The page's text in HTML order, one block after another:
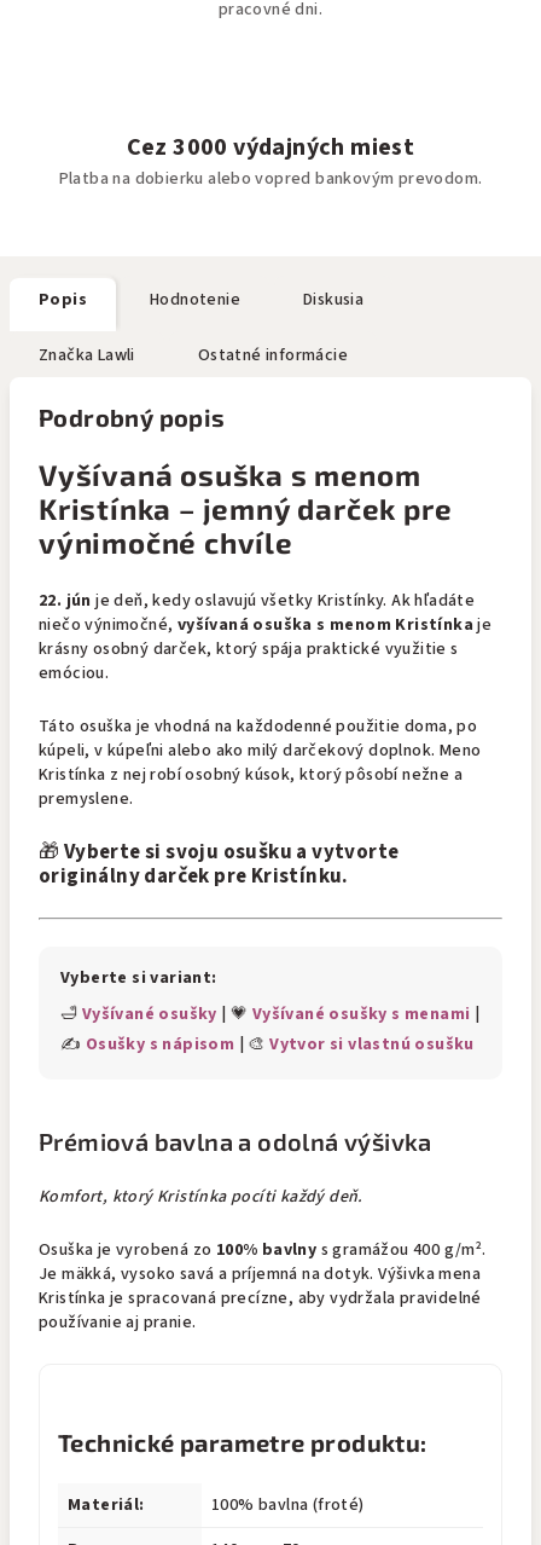
pracovné dni.
Cez 3000 výdajných miest
Platba na dobierku alebo vopred bankovým prevodom.
Popis Hodnotenie Diskusia
Značka Lawli Ostatné informácie
Podrobný popis
Vyšívaná osuška s menom
Kristínka – jemný darček pre
výnimočné chvíle
22. jún je deň, kedy oslavujú všetky Kristínky. Ak hľadáte
niečo výnimočné, vyšívaná osuška s menom Kristínka je
krásny osobný darček, ktorý spája praktické využitie s
emóciou.
Táto osuška je vhodná na každodenné použitie doma, po
kúpeli, v kúpeľni alebo ako milý darčekový doplnok. Meno
Kristínka z nej robí osobný kúsok, ktorý pôsobí nežne a
premyslene.
🎁 Vyberte si svoju osušku a vytvorte
originálny darček pre Kristínku.
Vyberte si variant:
🛁 Vyšívané osušky | 💗 Vyšívané osušky s menami
✍️ Osušky s nápisom | 🎨Vytvor si vlastnú osušku
Prémiová bavlna a odolná výšivka
Komfort, ktorý Kristínka pocíti každý deň.
Osuška je vyrobená zo 100% bavlny s gramážou 400 g/m².
Je mäkká, vysoko savá a príjemná na dotyk. Výšivka mena
Kristínka je spracovaná precízne, aby vydržala pravidelné
používanie aj pranie.
Technické parametre produktu:
Materiál:
100% bavlna (froté)